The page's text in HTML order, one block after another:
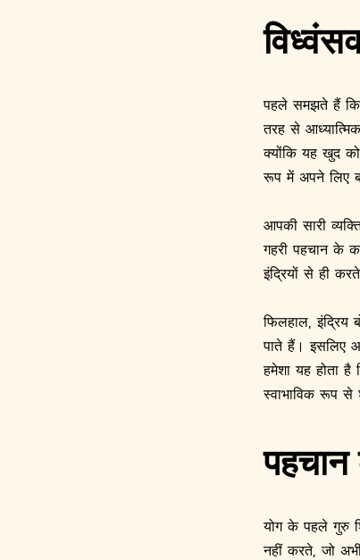
पहले समझते हैं
तरह से
क्योंकि यह खुद
रूप में अपने लिए
आपकी सारी
गहरी पहचान के
इंद्रियों से ही
फिलहाल,
पाते हैं। इसलिए
हमेशा यह होता
स्वाभाविक रूप से
योग के पहले गुरु
नहीं करते, जो